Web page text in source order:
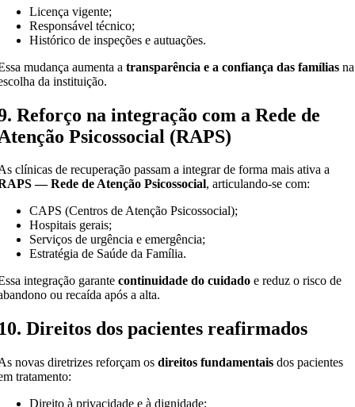
Licença vigente;
Responsável técnico;
Histórico de inspeções e autuações.
mudança aumenta atransparência e a confiança das famílias na
da instituição.
Reforço na integração com a Rede de
Psicossocial (RAPS)
clínicas de recuperação passam a integrar de forma mais ativa a
— Rede de Atenção Psicossocial, articulando-se com:
CAPS (Centros de Atenção Psicossocial);
Hospitais gerais;
Serviços de urgência e emergência;
Estratégia de Saúde da Família.
integração garantecontinuidade do cuidado e reduz o risco de
ou recaída após a alta.
Direitos dos pacientes reafirmados
novas diretrizes reforçam osdireitos fundamentais dos pacientes
tratamento:
Direito à privacidade e à dignidade;